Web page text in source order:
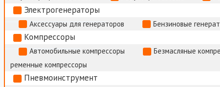
Электрогенераторы
Аксессуары для генераторов Бензиновые
Компрессоры
Автомобильные компрессоры
Безмасляные
ременные компрессоры
Пневмоинструмент